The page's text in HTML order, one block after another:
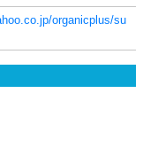
organicplus/su